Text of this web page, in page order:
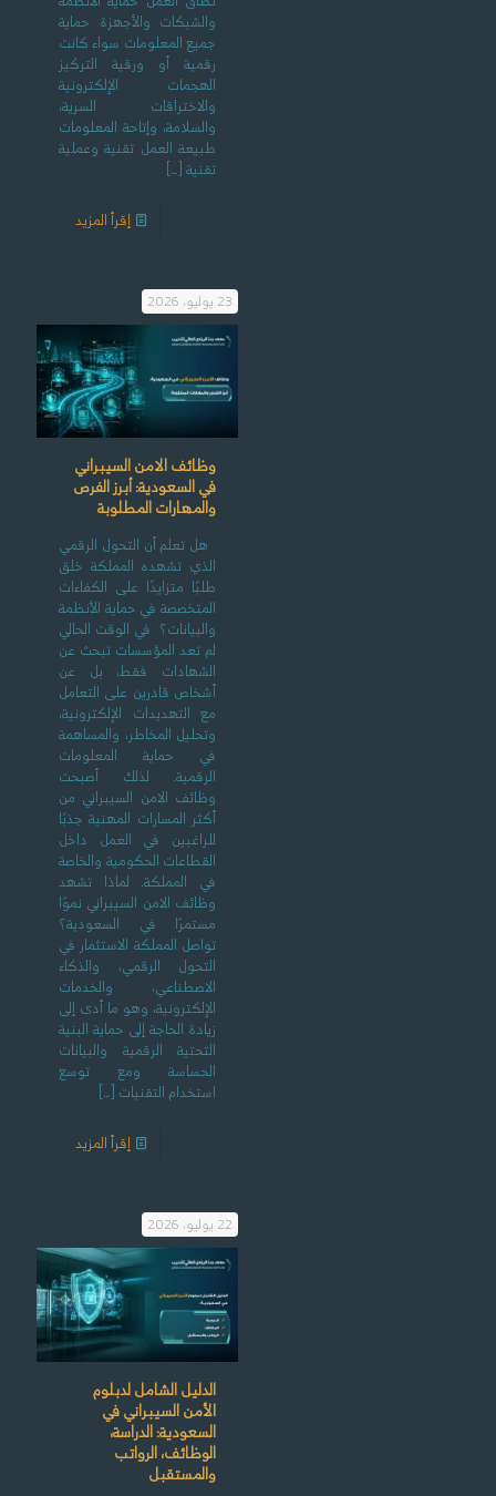
والشبكات والأجهزة حماية
جميع المعلومات سواء كانت
رقمية أو ورقية التركيز
الهجمات الإلكترونية
والاختراقات السرية،
والسلامة، وإتاحة المعلومات
طبيعة العمل تقنية وعملية
تقنية[…]
إقرأ المزيد
23 يوليو، 2026
وظائف الامن السيبراني
في السعودية: أبرز الفرص
والمهارات المطلوبة
هل تعلم أن التحول الرقمي
الذي تشهده المملكة خلق
طلبًا متزايدًا على الكفاءات
المتخصصة في حماية الأنظمة
والبيانات؟ في الوقت الحالي
لم تعد المؤسسات تبحث عن
الشهادات فقط، بل عن
أشخاص قادرين على التعامل
مع التهديدات الإلكترونية،
وتحليل المخاطر، والمساهمة
في حماية المعلومات
الرقمية. لذلك أصبحت
وظائف الامن السيبراني من
أكثر المسارات المهنية جذبًا
للراغبين في العمل داخل
القطاعات الحكومية والخاصة
في المملكة. لماذا تشهد
وظائف الامن السيبراني نموًا
مستمرًا في السعودية؟
تواصل المملكة الاستثمار في
التحول الرقمي، والذكاء
الاصطناعي، والخدمات
الإلكترونية، وهو ما أدى إلى
زيادة الحاجة إلى حماية البنية
التحتية الرقمية والبيانات
الحساسة ومع توسع
استخدام التقنيات […]
إقرأ المزيد
22 يوليو، 2026
الدليل الشامل لدبلوم
الأمن السيبراني في
السعودية: الدراسة،
الوظائف، الرواتب
والمستقبل